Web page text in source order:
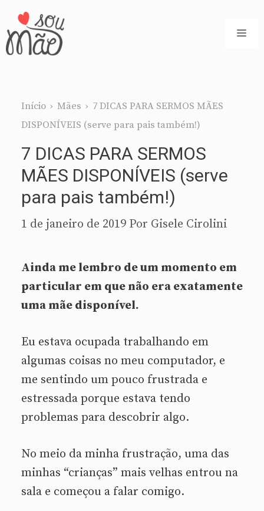
Pular
para
Início › Mães › 7 DICAS PARA SERMOS MÃES
DISPONÍVEIS (serve para pais também!)
7 DICAS PARA SERMOS
MÃES DISPONÍVEIS (serve
para pais também!)
1 de janeiro de 2019 Por Gisele Cirolini
Ainda me lembro de um momento em
particular em que não era exatamente
uma mãe disponível.
Eu estava ocupada trabalhando em
algumas coisas no meu computador, e
me sentindo um pouco frustrada e
estressada porque estava tendo
problemas para descobrir algo.
No meio da minha frustração, uma das
minhas “crianças” mais velhas entrou na
sala e começou a falar comigo.